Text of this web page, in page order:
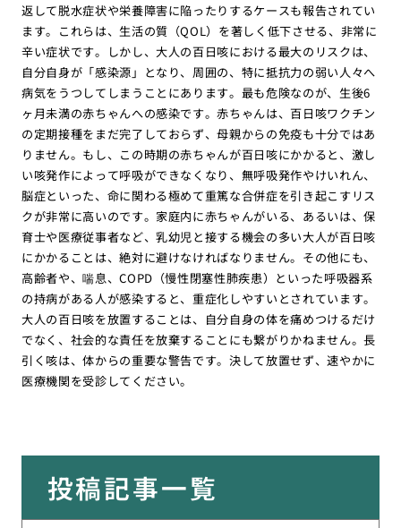
返して脱水症状や栄養障害に陥ったりするケースも報告されてい
ます。これらは、生活の質（QOL）を著しく低下させる、非常に
辛い症状です。しかし、大人の百日咳における最大のリスクは、
自分自身が「感染源」となり、周囲の、特に抵抗力の弱い人々へ
病気をうつしてしまうことにあります。最も危険なのが、生後6
ヶ月未満の赤ちゃんへの感染です。赤ちゃんは、百日咳ワクチン
の定期接種をまだ完了しておらず、母親からの免疫も十分ではあ
りません。もし、この時期の赤ちゃんが百日咳にかかると、激し
い咳発作によって呼吸ができなくなり、無呼吸発作やけいれん、
脳症といった、命に関わる極めて重篤な合併症を引き起こすリス
クが非常に高いのです。家庭内に赤ちゃんがいる、あるいは、保
育士や医療従事者など、乳幼児と接する機会の多い大人が百日咳
にかかることは、絶対に避けなければなりません。その他にも、
高齢者や、喘息、COPD（慢性閉塞性肺疾患）といった呼吸器系
の持病がある人が感染すると、重症化しやすいとされています。
大人の百日咳を放置することは、自分自身の体を痛めつけるだけ
でなく、社会的な責任を放棄することにも繋がりかねません。長
引く咳は、体からの重要な警告です。決して放置せず、速やかに
医療機関を受診してください。
投稿記事一覧